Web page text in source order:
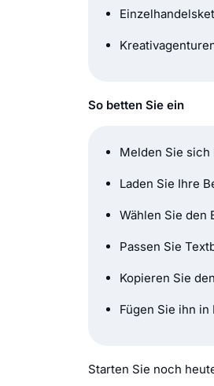
So betten Sie ein
Melden Sie sich
Laden Sie Ihre
Wählen Sie den
Passen Sie
Kopieren Sie
Fügen Sie ihn
Starten Sie noch